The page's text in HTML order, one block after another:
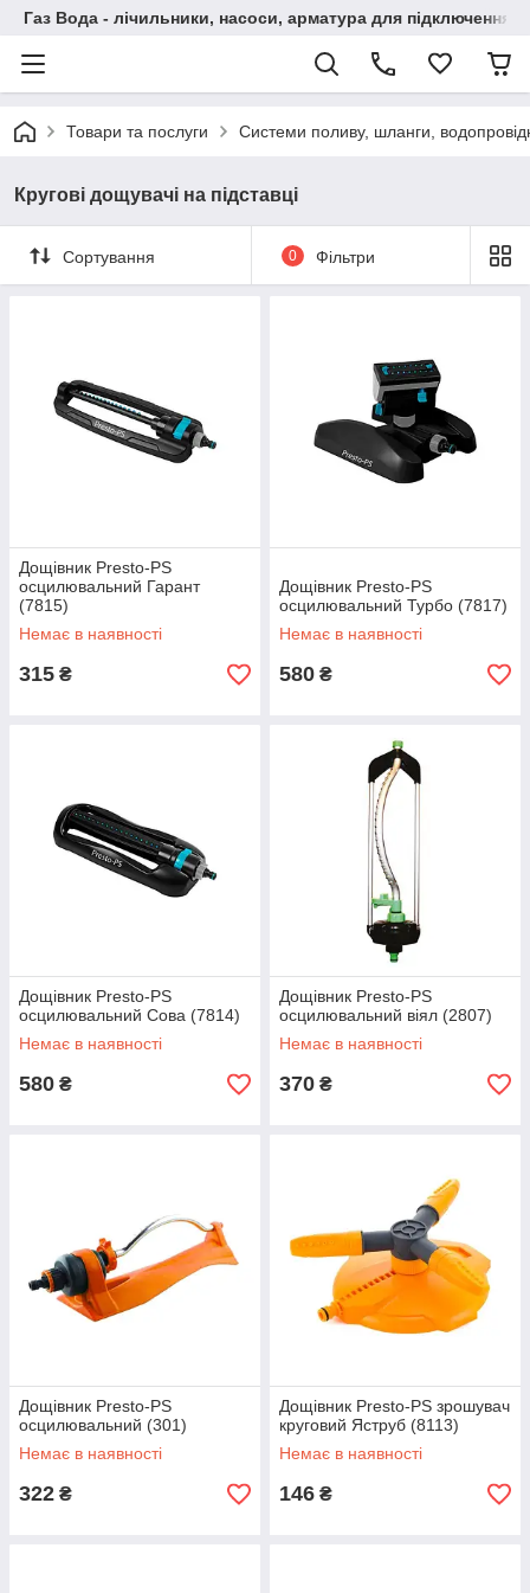
Газ Вода - лічильники, насоси, арматура для підключення,
Товари та послуги Системи поливу, шланги,
Кругові дощувачі на підставці
Сортування 0 Фільтри
Дощівник Presto-PS
осцилювальний Гарант
(7815)
Немає в наявності
315 ₴
Дощівник Presto-PS
осцилювальний Турбо (7817)
Немає в наявності
580 ₴
Дощівник Presto-PS
осцилювальний Сова (7814)
Немає в наявності
580 ₴
Дощівник Presto-PS
осцилювальний віял (2807)
Немає в наявності
370 ₴
Дощівник Presto-PS
осцилювальний (301)
Немає в наявності
322 ₴
Дощівник Presto-PS зрошувач
круговий Яструб (8113)
Немає в наявності
146 ₴